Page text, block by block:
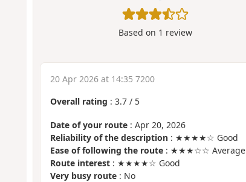
Based on 1 review
20 Apr 2026 at 14:35 7200
Overall rating : 3.7/ 5
Date of your route: Apr 20, 2026
Reliability of the description: ★★★★☆ Good
Ease of following the route: ★★★☆☆ Average
Route interest: ★★★★☆ Good
Very busy route: No